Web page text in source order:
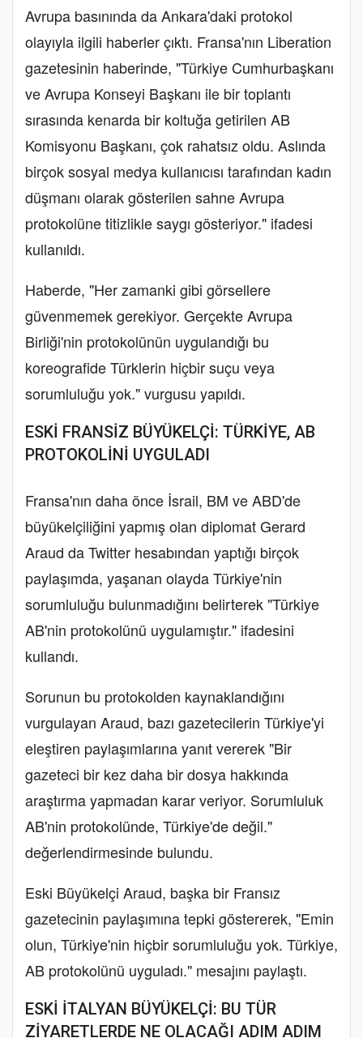
Avrupa basınında da Ankara'daki protokol
olayıyla ilgili haberler çıktı. Fransa'nın Liberation
gazetesinin haberinde, "Türkiye Cumhurbaşkanı
ve Avrupa Konseyi Başkanı ile bir toplantı
sırasında kenarda bir koltuğa getirilen AB
Komisyonu Başkanı, çok rahatsız oldu. Aslında
birçok sosyal medya kullanıcısı tarafından kadın
düşmanı olarak gösterilen sahne Avrupa
protokolüne titizlikle saygı gösteriyor." ifadesi
kullanıldı.
Haberde, "Her zamanki gibi görsellere
güvenmemek gerekiyor. Gerçekte Avrupa
Birliği'nin protokolünün uygulandığı bu
koreografide Türklerin hiçbir suçu veya
sorumluluğu yok." vurgusu yapıldı.
ESKİ FRANSİZ BÜYÜKELÇİ: TÜRKİYE, AB
PROTOKOLİNİ UYGULADI
Fransa'nın daha önce İsrail, BM ve ABD'de
büyükelçiliğini yapmış olan diplomat Gerard
Araud da Twitter hesabından yaptığı birçok
paylaşımda, yaşanan olayda Türkiye'nin
sorumluluğu bulunmadığını belirterek "Türkiye
AB'nin protokolünü uygulamıştır." ifadesini
kullandı.
Sorunun bu protokolden kaynaklandığını
vurgulayan Araud, bazı gazetecilerin Türkiye'yi
eleştiren paylaşımlarına yanıt vererek "Bir
gazeteci bir kez daha bir dosya hakkında
araştırma yapmadan karar veriyor. Sorumluluk
AB'nin protokolünde, Türkiye'de değil."
değerlendirmesinde bulundu.
Eski Büyükelçi Araud, başka bir Fransız
gazetecinin paylaşımına tepki göstererek, "Emin
olun, Türkiye'nin hiçbir sorumluluğu yok. Türkiye,
AB protokolünü uyguladı." mesajını paylaştı.
ESKİ İTALYAN BÜYÜKELÇİ: BU TÜR
ZİYARETLERDE NE OLACAĞI ADIM ADIM